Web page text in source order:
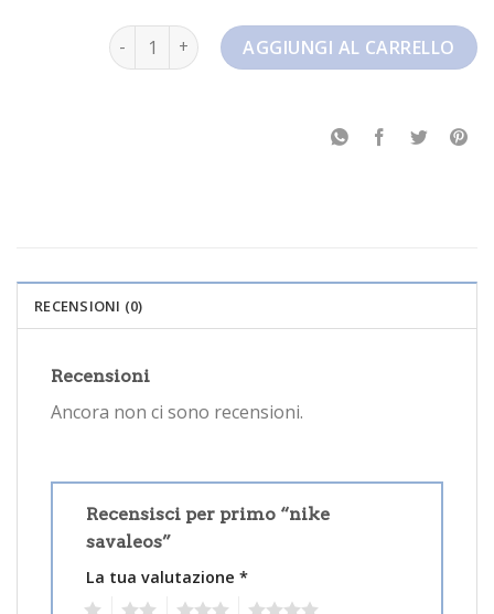
nike savaleos quantitàAGGIUNGI AL CARRELLO
RECENSIONI (0)
Recensioni
Ancora non ci sono recensioni.
Recensisci per primo “nike
savaleos”
La tua valutazione *